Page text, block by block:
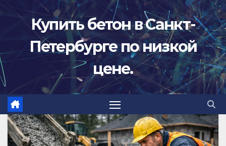
содержимому
Купить бетон в Санкт-
Петербурге по низкой
цене.